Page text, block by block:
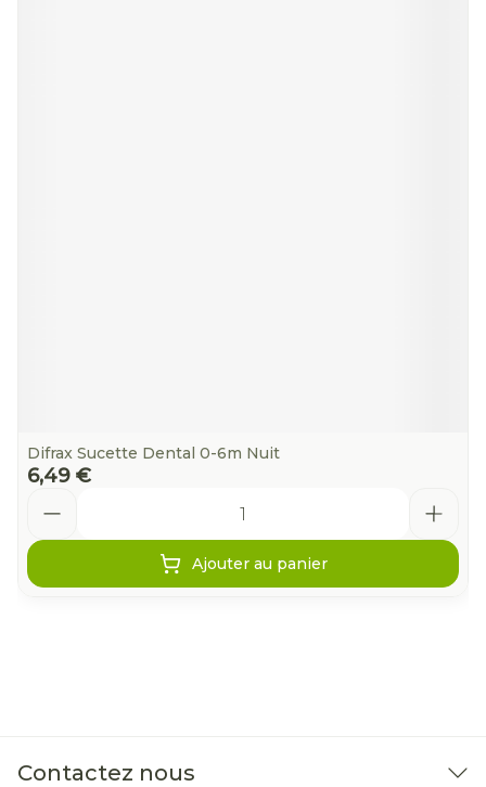
Difrax Sucette Dental 0-6m Nuit
6,49 €
Ajouter au panier
Contactez nous